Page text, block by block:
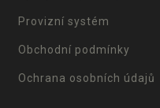
Provizní systém
Obchodní podmínky
Ochrana osobních údajů